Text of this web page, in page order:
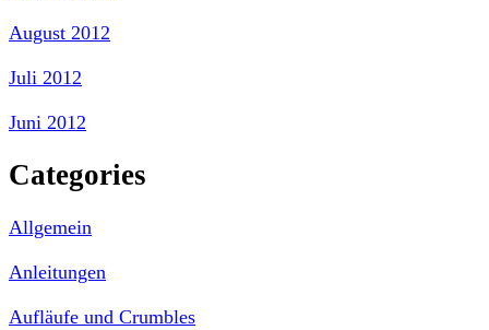
August 2012
Juli 2012
Juni 2012
Categories
Allgemein
Anleitungen
Aufläufe und Crumbles